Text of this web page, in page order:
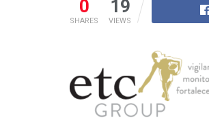
0
SHARES
19
VIEWS